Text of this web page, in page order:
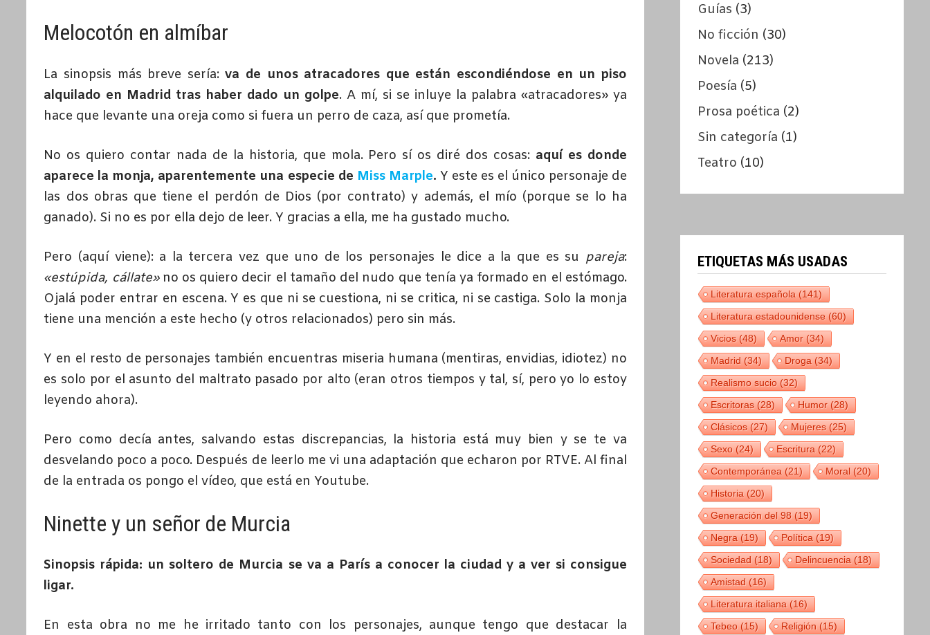
Melocotón en almíbar
La sinopsis más breve sería:va de unos atracadores que están escondiéndose en un piso
alquilado en Madrid tras haber dado un golpe. A mí, si se inluye la palabra «atracadores» ya
hace que levante una oreja como si fuera un perro de caza, así que prometía.
No os quiero contar nada de la historia, que mola. Pero sí os diré dos cosas: aquí es donde
aparece la monja, aparentemente una especie de Miss Marple. Y este es el único personaje de
las dos obras que tiene el perdón de Dios (por contrato) y además, el mío (porque se lo ha
ganado). Si no es por ella dejo de leer. Y gracias a ella, me ha gustado mucho.
Pero (aquí viene): a la tercera vez que uno de los personajes le dice a la que es su pareja:
«estúpida, cállate» no os quiero decir el tamaño del nudo que tenía ya formado en el estómago.
Ojalá poder entrar en escena. Y es que ni se cuestiona, ni se critica, ni se castiga. Solo la monja
tiene una mención a este hecho (y otros relacionados) pero sin más.
Y en el resto de personajes también encuentras miseria humana (mentiras, envidias, idiotez) no
es solo por el asunto del maltrato pasado por alto (eran otros tiempos y tal, sí, pero yo lo estoy
leyendo ahora).
Pero como decía antes, salvando estas discrepancias, la historia está muy bien y se te va
desvelando poco a poco. Después de leerlo me vi una adaptación que echaron por RTVE. Al final
de la entrada os pongo el vídeo, que está en Youtube.
Ninette y un señor de Murcia
Sinopsis rápida: un soltero de Murcia se va a París a conocer la ciudad y a ver si consigue
ligar.
En esta obra no me he irritado tanto con los personajes, aunque tengo que destacar la
Guías (3)
No ficción (30)
Novela (213)
Poesía (5)
Prosa poética (2)
Sin categoría (1)
Teatro (10)
ETIQUETAS MÁS USADAS
Literatura española(141)
Literatura estadounidense(60)
Vicios(48) Amor(34)
Madrid(34) Droga(34)
Realismo sucio(32)
Escritoras(28) Humor(28)
Clásicos(27) Mujeres(25)
Sexo(24) Escritura(22)
Contemporánea(21) Moral(20)
Historia(20)
Generación del 98(19)
Negra(19) Política(19)
Sociedad(18) Delincuencia(18)
Amistad(16)
Literatura italiana(16)
Tebeo(15) Religión(15)